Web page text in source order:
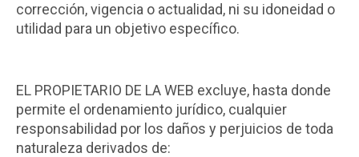
corrección, vigencia o actualidad, ni su idoneidad o
utilidad para un objetivo específico.
EL PROPIETARIO DE LA WEB excluye, hasta donde
permite el ordenamiento jurídico, cualquier
responsabilidad por los daños y perjuicios de toda
naturaleza derivados de: